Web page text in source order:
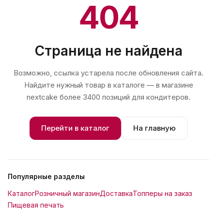
404
Страница не найдена
Возможно, ссылка устарела после обновления сайта.
Найдите нужный товар в каталоге — в магазине
nextcake более 3400 позиций для кондитеров.
Перейти в каталог На главную
Популярные разделы
КаталогРозничный магазинДоставкаТопперы на заказ
Пищевая печать